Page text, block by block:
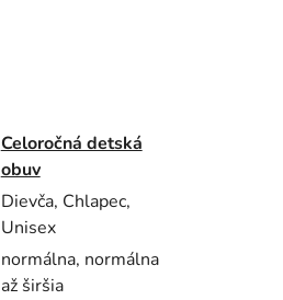
Celoročná detská
obuv
Dievča, Chlapec,
Unisex
normálna, normálna
až širšia